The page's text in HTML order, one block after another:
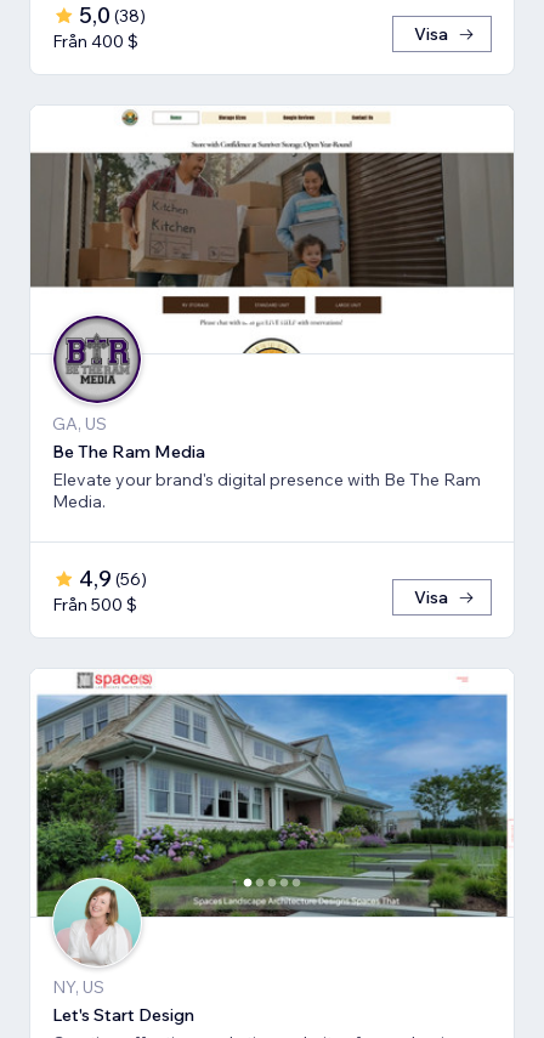
5,0 (38)
Från 400 $
Visa
GA, US
Be The Ram Media
Elevate your brand's digital presence with Be The Ram
Media.
4,9 (56)
Från 500 $
Visa
NY, US
Let's Start Design